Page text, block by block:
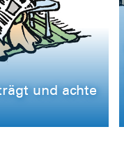
und achte